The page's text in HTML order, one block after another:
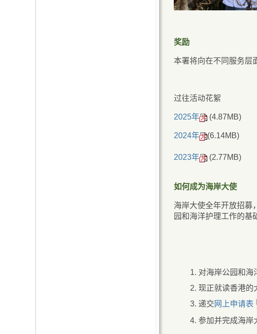
奖励
本署将向在不同服务层
过往活动花絮
2025年 (4.87MB)
2024年 (6.14MB)
2023年 (2.77MB)
如何成为海岸大使
海岸大使全年开放招募
园和海洋护理工作的基
对海岸公园和海
现正就读香港的
递交 网上申请表
参加并完成海岸